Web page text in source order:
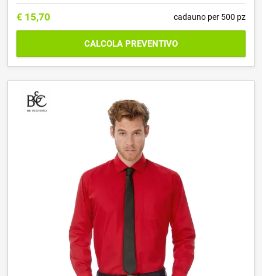
€ 15,70 cadauno per 500 pz
CALCOLA PREVENTIVO